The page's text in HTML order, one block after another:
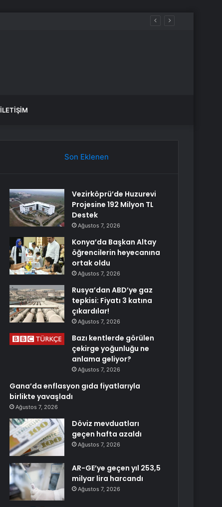
İLETIŞIM
Son Eklenen
Vezirköprü’de Huzurevi
Projesine 192 Milyon TL
Destek
Ağustos 7, 2026
Konya’da Başkan Altay
öğrencilerin heyecanına
ortak oldu
Ağustos 7, 2026
Rusya’dan ABD’ye gaz
tepkisi: Fiyatı 3 katına
çıkardılar!
Ağustos 7, 2026
Bazı kentlerde görülen
çekirge yoğunluğu ne
anlama geliyor?
Ağustos 7, 2026
Gana’da enflasyon gıda fiyatlarıyla
birlikte yavaşladı
Ağustos 7, 2026
Döviz mevduatları
geçen hafta azaldı
Ağustos 7, 2026
AR-GE’ye geçen yıl 253,5
milyar lira harcandı
Ağustos 7, 2026